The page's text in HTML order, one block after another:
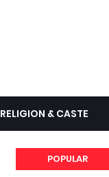
RELIGION & CASTE
POPULAR